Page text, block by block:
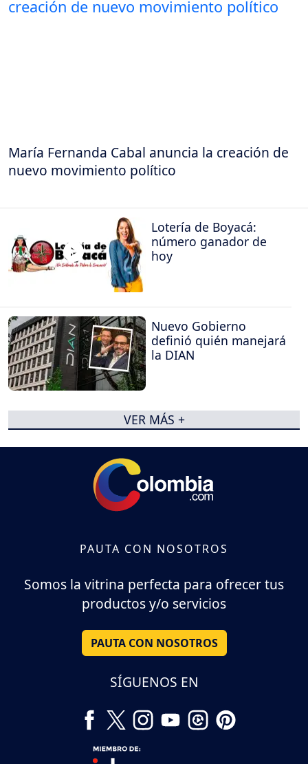
María Fernanda Cabal anuncia la creación de
nuevo movimiento político
Lotería de Boyacá:
número ganador de
hoy
Nuevo Gobierno
definió quién manejará
la DIAN
VER MÁS +
PAUTA CON NOSOTROS
Somos la vitrina perfecta para ofrecer tus
productos y/o servicios
PAUTA CON NOSOTROS
SÍGUENOS EN